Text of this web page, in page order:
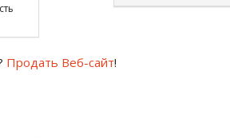
Продать Веб-сайт!